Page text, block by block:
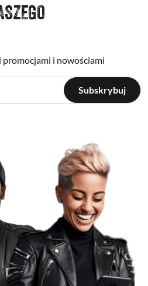
promocjami i nowościami